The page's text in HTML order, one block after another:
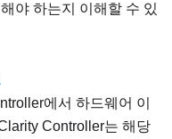
야 하는지 이해할 수 있
에서 하드웨어 이
Controller는 해당